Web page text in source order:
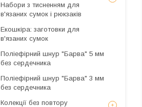
Набори з тисненням для
в'язаних сумок і рюкзаків
Екошкіра: заготовки для
в'язаних сумок
Поліефірний шнур "Барва" 5 мм
без сердечника
Поліефірний шнур "Барва" 3 мм
без сердечника
Колекції без повтору